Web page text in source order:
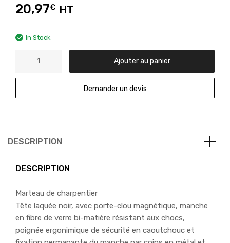
20,97€ HT
In Stock
Ajouter au panier
Demander un devis
DESCRIPTION
DESCRIPTION
Marteau de charpentier
Tête laquée noir, avec porte-clou magnétique, manche
en fibre de verre bi-matière résistant aux chocs,
poignée ergonimique de sécurité en caoutchouc et